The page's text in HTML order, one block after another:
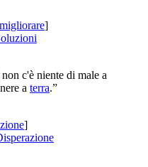
migliorare]
c'è niente di male a
a terra.”
]